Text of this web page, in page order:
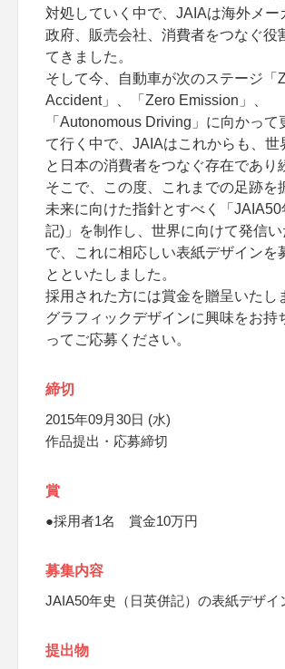
対処していく中で、JAIAは海外メー
政府、販売会社、消費者をつなぐ役
てきました。
そして今、自動車が次のステージ「
Accident」、「Zero Emission」、
「Autonomous Driving」に向かって
て行く中で、JAIAはこれからも、世
と日本の消費者をつなぐ存在であり
そこで、この度、これまでの足跡を
未来に向けた指針とすべく「
記)」を制作し、世界に向けて発信
で、これに相応しい表紙デザインを
とといたしました。
採用された方には賞金を贈呈いたし
グラフィックデザインに興味をお持
ってご応募ください。
締切
2015年09月30日 (水)
作品提出・応募締切
賞
●採用者1名 賞金10万円
募集内容
JAIA50年史（日英併記）の表紙デザイ
提出物